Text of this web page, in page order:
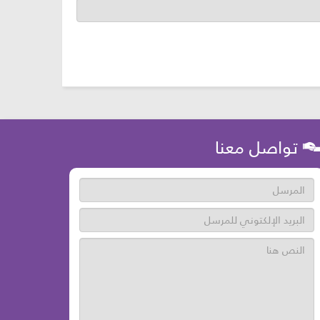
تواصل معنا